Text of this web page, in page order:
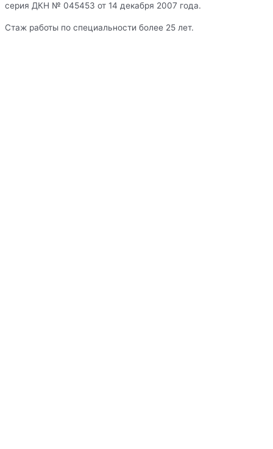
серия ДКН № 045453 от 14 декабря 2007 года.
Стаж работы по специальности более 25 лет.